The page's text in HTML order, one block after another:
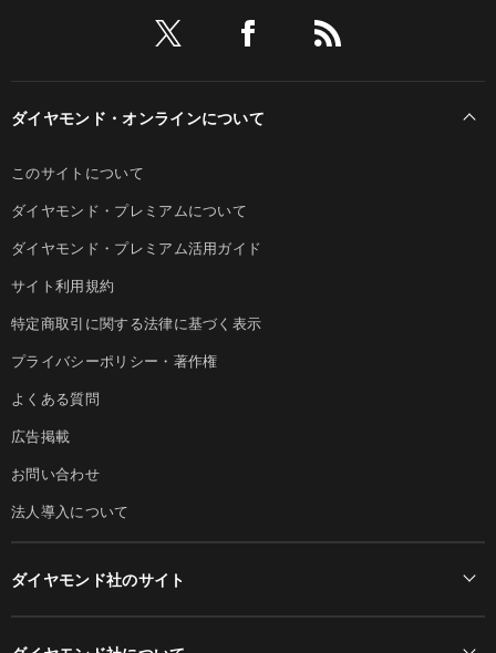
ダイヤモンド・オンラインについて
このサイトについて
ダイヤモンド・プレミアムについて
ダイヤモンド・プレミアム活用ガイド
サイト利用規約
特定商取引に関する法律に基づく表示
プライバシーポリシー・著作権
よくある質問
広告掲載
お問い合わせ
法人導入について
ダイヤモンド社のサイト